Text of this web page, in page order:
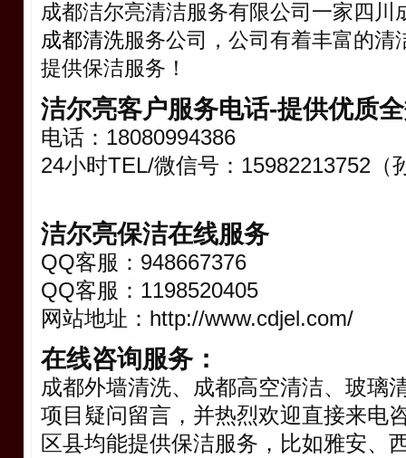
成都洁尔亮清洁服务有限公司一家四川
成都清洗服务公司，公司有着丰富的
提供保洁服务！
洁尔亮客户服务电话-提供优质
电话：18080994386
24小时TEL/微信号：15982213752（
洁尔亮保洁在线服务
QQ客服：948667376
QQ客服：1198520405
网站地址：http://www.cdjel.com/
在线咨询服务：
成都外墙清洗、成都高空清洁、玻璃
项目疑问留言，并热烈欢迎直接来电
区县均能提供保洁服务，比如雅安、